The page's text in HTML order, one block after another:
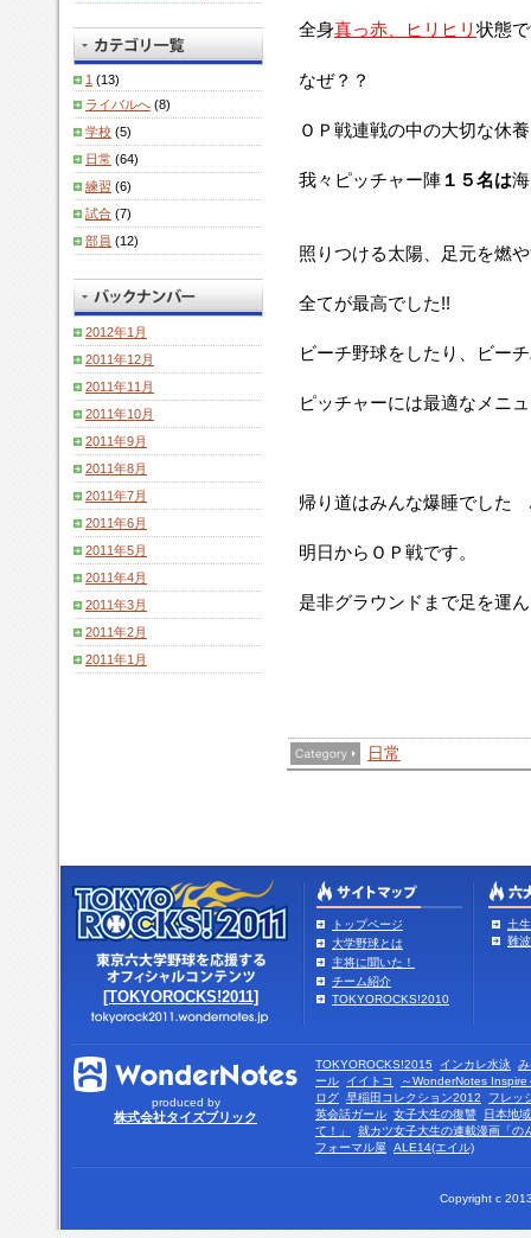
全身真っ赤、ヒリヒリ 状態
なぜ？？
ＯＰ戦連戦の中の大切な休
我々ピッチャー陣 １５名は
照りつける太陽、足元を燃
全てが最高でした!!
ビーチ野球をしたり、ビー
ピッチャーには最適なメニ
帰り道はみんな爆睡でした
明日からＯＰ戦です。
是非グラウンドまで足を運
日常
1 (13)
ライバルへ (8)
学校 (5)
日常 (64)
練習 (6)
試合 (7)
部員 (12)
2012年1月
2011年12月
2011年11月
2011年10月
2011年9月
2011年8月
2011年7月
2011年6月
2011年5月
2011年4月
2011年3月
2011年2月
2011年1月
[TOKYOROCKS!2011]
トップページ
大学野球とは
主将に聞いた！
チーム紹介
TOKYOROCKS!2010
土
難
produced by
株式会社タイズブリック
TOKYOROCKS!2015 インカレ水泳
ール
イイトコ
～WonderNotes Inspire
ログ 早稲田コレクション2012
フレッ
英会話ガール 女子大生の復讐
日本地
て！」
就カツ女子大生の連載漫画「の
フォーマル屋
ALE14(エイル)
Copyright c